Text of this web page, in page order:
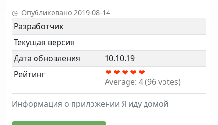
Опубликовано 2019-08-14
Информация о приложении Я иду домой
Разработчик
Текущая версия
Дата обновления
10.10.19
Рейтинг
Average: 4(96votes)